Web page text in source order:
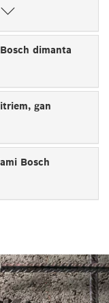
dimanta
gan
Bosch